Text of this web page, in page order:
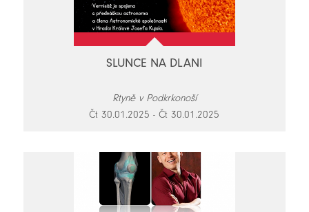
SLUNCE NA DLANI
Rtyně v Podkrkonoší
Čt 30.01.2025 - Čt 30.01.2025